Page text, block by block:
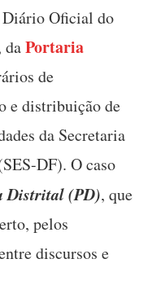
Diário Oficial do
daPortaria
de
e distribuição de
da Secretaria
DF). O caso
Distrital (PD), que
pelos
discursos e